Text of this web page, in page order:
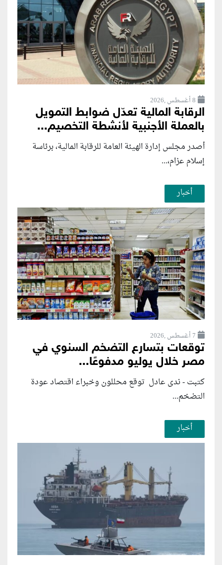
8 أغسطس ,2026
الرقابة المالية تعدّل ضوابط التمويل
بالعملة الأجنبية لأنشطة التخصيم...
أصدر مجلس إدارة الهيئة العامة للرقابة المالية، برئاسة
إسلام عزام،...
أخبار
7 أغسطس ,2026
توقعات بتسارع التضخم السنوي في
مصر خلال يوليو مدفوعًا...
كتبت - ندى عادل توقع محللون وخبراء اقتصاد عودة
التضخم...
أخبار